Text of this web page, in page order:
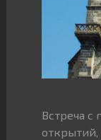
Встреча с
открытий,